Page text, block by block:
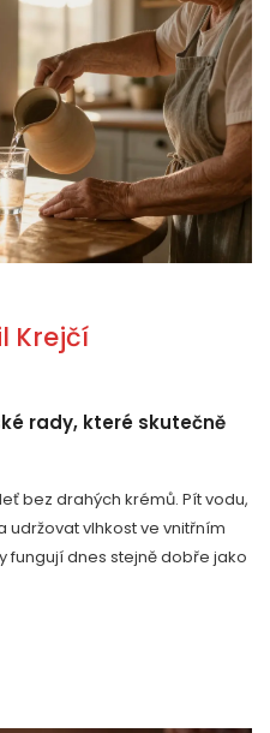
Krejčí
rady, které skutečně
bez drahých krémů. Pít vodu,
vlhkost ve vnitřním
dnes stejně dobře jako